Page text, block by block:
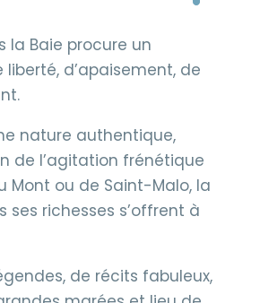
la Baie procure un
d’apaisement, de
nature authentique,
de l’agitation frénétique
Mont ou de Saint-Malo, la
ses richesses s’offrent à
de récits fabuleux,